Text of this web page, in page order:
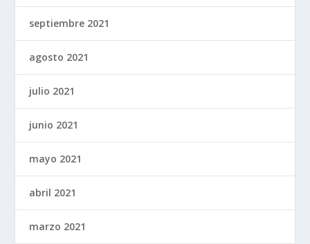
septiembre 2021
agosto 2021
julio 2021
junio 2021
mayo 2021
abril 2021
marzo 2021